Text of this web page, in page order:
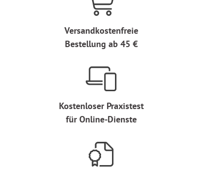
Versandkostenfreie
Bestellung ab 45 €
Kostenloser Praxistest
für Online-Dienste